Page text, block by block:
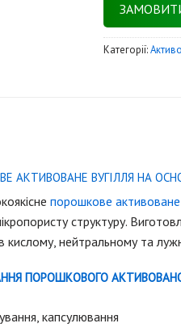
Категорії:
АКТИВОВАНЕ ВУГІЛЛЯ НА
порошкове активоване
структуру.
кислому, нейтральному та
ПОРОШКОВОГО
капсулювання